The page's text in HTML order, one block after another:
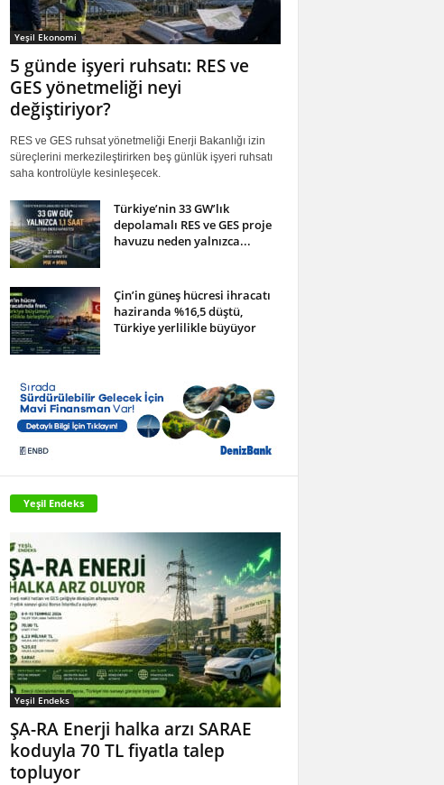
Yeşil Ekonomi
5 günde işyeri ruhsatı: RES ve
GES yönetmeliği neyi
değiştiriyor?
RES ve GES ruhsat yönetmeliği Enerji Bakanlığı izin
süreçlerini merkezileştirirken beş günlük işyeri ruhsatı
saha kontrolüyle kesinleşecek.
Türkiye’nin 33 GW’lık
depolamalı RES ve GES proje
havuzu neden yalnızca...
Çin’in güneş hücresi ihracatı
haziranda %16,5 düştü,
Türkiye yerlilikle büyüyor
Yeşil Endeks
Yeşil Endeks
ŞA-RA Enerji halka arzı SARAE
koduyla 70 TL fiyatla talep
topluyor